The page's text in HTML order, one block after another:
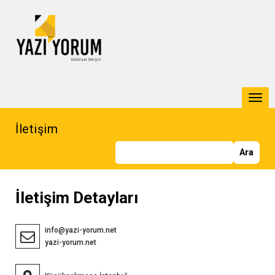
İletişim
İletişim Detayları
info@yazi-yorum.net
yazi-yorum.net